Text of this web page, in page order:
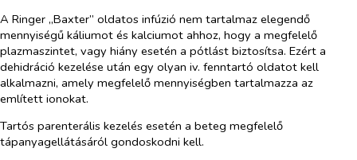
A Ringer „Baxter” oldatos infúzió nem tartalmaz elegendő
mennyiségű káliumot és kalciumot ahhoz, hogy a megfelelő
plazmaszintet, vagy hiány esetén a pótlást biztosítsa. Ezért a
dehidráció kezelése után egy olyan iv. fenntartó oldatot kell
alkalmazni, amely megfelelő mennyiségben tartalmazza az
említett ionokat.
Tartós parenterális kezelés esetén a beteg megfelelő
tápanyagellátásáról gondoskodni kell.